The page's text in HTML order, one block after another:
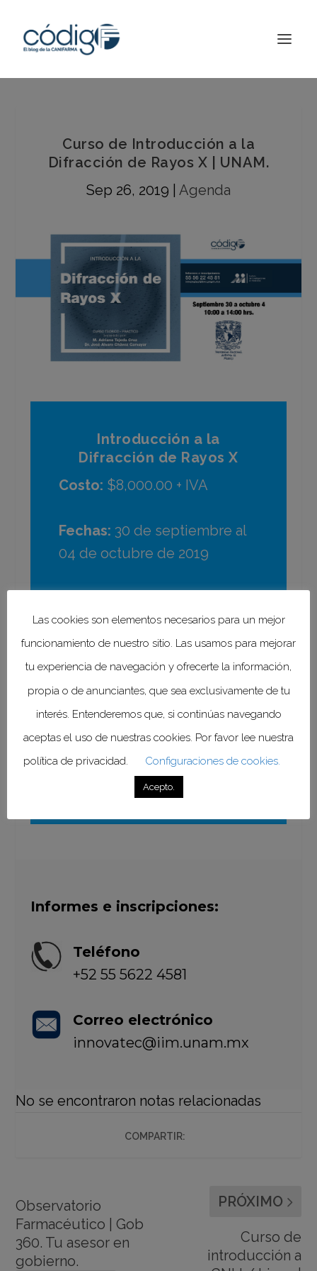
Curso de Introducción a la
Difracción de Rayos X | UNAM.
Sep 26, 2019
Agenda
Introducción a la
Difracción de Rayos X
Costo: $8,000.00 + IVA
Fechas: 30 de septiembre al
04 de octubre de 2019
Duración:20 hrs.
Instructores:MC Adriana
Tejeda Cruz y Dr. José Á.
Chávez Carvayar
Inscripciones
Informes e inscripciones:
Teléfono
+52 55 5622 4581
Correo electrónico
innovatec@iim.unam.mx
No se encontraron notas relacionadas
COMPARTIR:
Observatorio
Farmacéutico | Gob
360. Tu asesor en
gobierno.
PRÓXIMO
Curso de
introducción a
Las cookies son elementos necesarios para un mejor
funcionamiento de nuestro sitio. Las usamos para mejorar
tu experiencia de navegación y ofrecerte la información,
propia o de anunciantes, que sea exclusivamente de tu
interés. Entenderemos que, si continúas navegando
aceptas el uso de nuestras cookies. Por favor lee nuestra
política de privacidad.
Configuraciones de cookies.
Acepto.